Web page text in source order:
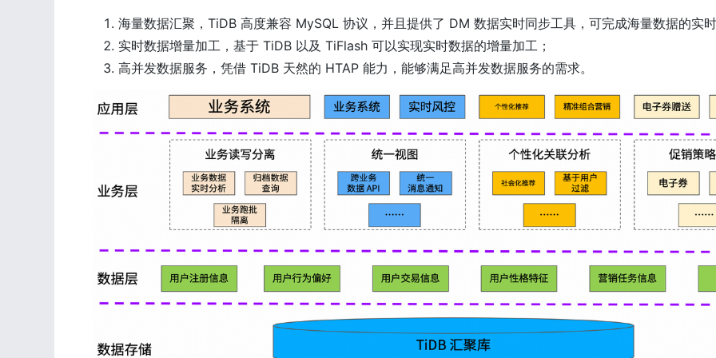
海量数据汇聚，TiDB 高度兼容 MySQL 协议，并且提供了 DM 数据实时同步工具，可完成海量数据的实
实时数据增量加工，基于 TiDB 以及 TiFlash 可以实现实时数据的增量加工；
高并发数据服务，凭借 TiDB 天然的 HTAP 能力，能够满足高并发数据服务的需求。